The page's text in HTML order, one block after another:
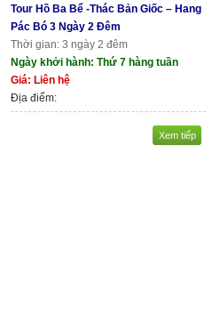
Tour Hồ Ba Bể -Thác Bản Giốc – Hang
Pác Bó 3 Ngày 2 Đêm
Thời gian: 3 ngày 2 đêm
Ngày khởi hành: Thứ 7 hàng tuần
Giá: Liên hệ
Địa điểm:
Xem tiếp